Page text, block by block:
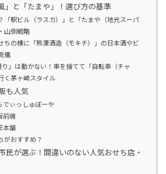
」と「たまや」！選び方の基準
「駅ビル（ラスカ）」と「たまや（地元スーパ
山側戦略
ちの横に「熊澤酒造（モキチ）」の日本酒やビ
儀
り」は動かない！車を捨てて「自転車（チャ
く茅ヶ崎スタイル
も人気
でぃっしゅぼーや
前魂
本舗
がおすすめ？
民が選ぶ！間違いのない人気おせち店・